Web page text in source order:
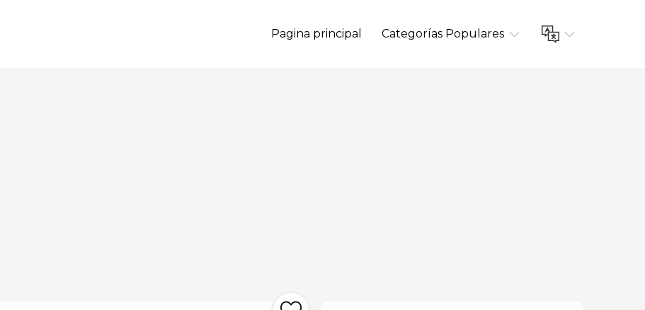
Pagina principal Categorías Populares